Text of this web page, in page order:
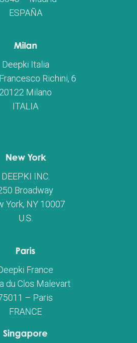
ESPAÑA
Milan
Deepki Italia
Richini, 6
20122 Milano
ITALIA
New York
DEEPKI INC.
Broadway
York, NY 10007
U.S.
Paris
France
du Clos Malevart
– Paris
FRANCE
Singapore